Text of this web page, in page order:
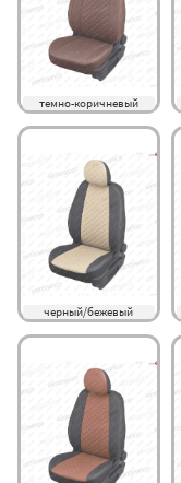
темно-коричневый
черный/бежевый